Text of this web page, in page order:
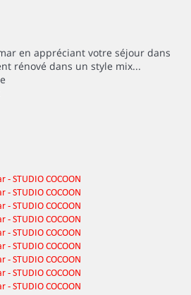
en appréciant votre séjour dans
rénové dans un style mix...